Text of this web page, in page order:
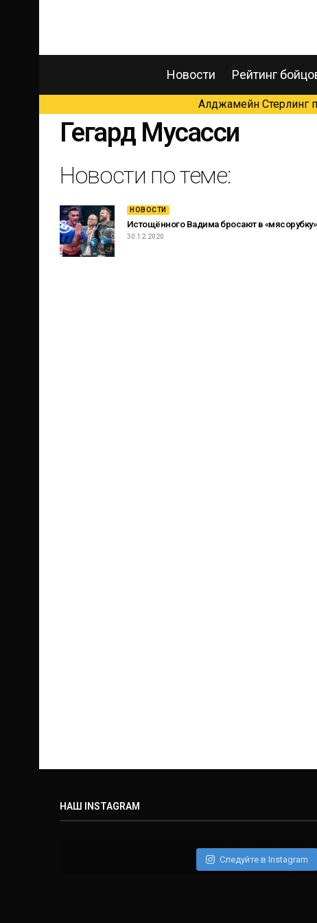
Новости Рейтинг
Алджамейн Стерлинг
Гегард Мусасси
Новости по теме:
НОВОСТИ
Истощённого Вадима бросают в
30.12.2020
НАШ INSTAGRAM
Следуйте в Instagram